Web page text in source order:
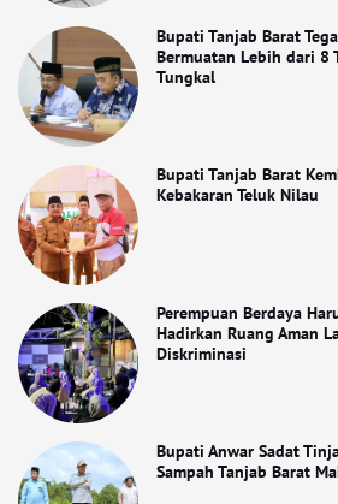
Bupati Tanjab Barat
Bermuatan Lebih dari 8
Tungkal
Bupati Tanjab Barat
Kebakaran Teluk Nilau
Perempuan Berdaya
Hadirkan Ruang Aman
Diskriminasi
Bupati Anwar Sadat
Sampah Tanjab Barat